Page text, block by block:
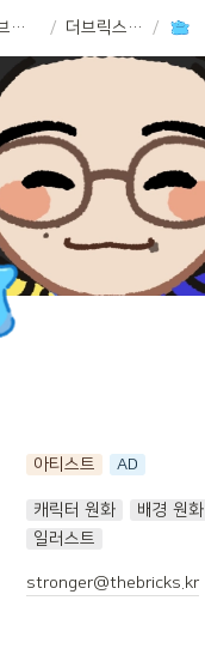
더브릭스게임즈는 이런 사람들이 함께 하고 있어요! / 더브릭스게임즈 구성원 소개 /
아티스트 AD
캐릭터 원화 배경 원화
일러스트
stronger@thebricks.kr